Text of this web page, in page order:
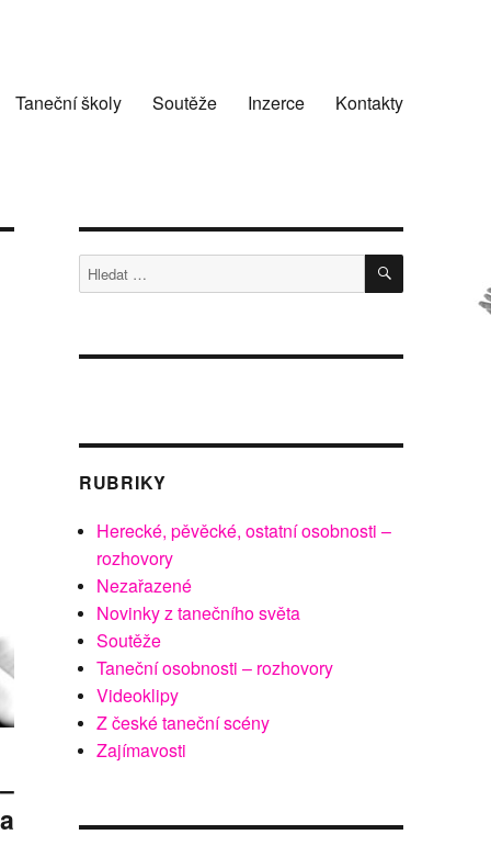
Taneční školy Soutěže Inzerce Kontakty
Hledat: HLEDÁNÍ
RUBRIKY
Herecké, pěvěcké, ostatní osobnosti –
rozhovory
Nezařazené
Novinky z tanečního světa
Soutěže
Taneční osobnosti – rozhovory
Videoklipy
Z české taneční scény
Zajímavosti